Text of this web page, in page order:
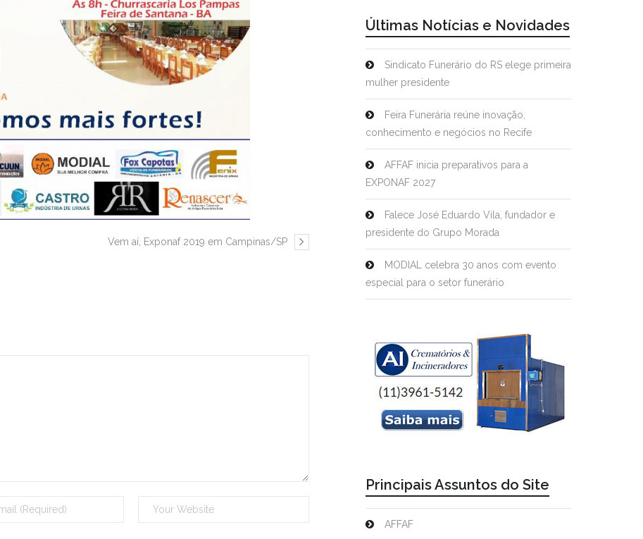
Vem aí, Exponaf 2019 em Campinas/SP
Últimas Notícias e Novidades
Sindicato Funerário do RS elege primeira
mulher presidente
Feira Funerária reúne inovação,
conhecimento e negócios no Recife
AFFAF inicia preparativos para a
EXPONAF 2027
Falece José Eduardo Vila, fundador e
presidente do Grupo Morada
MODIAL celebra 30 anos com evento
especial para o setor funerário
Principais Assuntos do Site
AFFAF